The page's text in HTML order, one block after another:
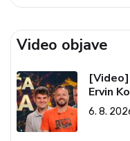
Video objave
Ervin
(Vroča
6. 8.